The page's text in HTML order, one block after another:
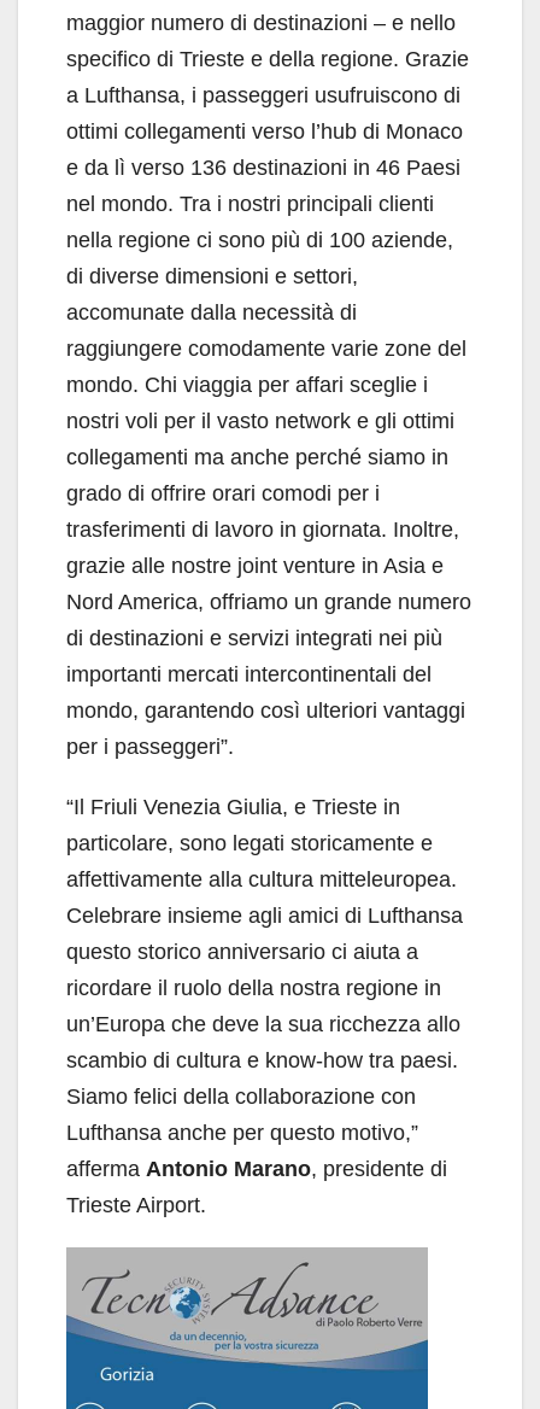
maggior numero di destinazioni – e nello
specifico di Trieste e della regione. Grazie
a Lufthansa, i passeggeri usufruiscono di
ottimi collegamenti verso l’hub di Monaco
e da lì verso 136 destinazioni in 46 Paesi
nel mondo. Tra i nostri principali clienti
nella regione ci sono più di 100 aziende,
di diverse dimensioni e settori,
accomunate dalla necessità di
raggiungere comodamente varie zone del
mondo. Chi viaggia per affari sceglie i
nostri voli per il vasto network e gli ottimi
collegamenti ma anche perché siamo in
grado di offrire orari comodi per i
trasferimenti di lavoro in giornata. Inoltre,
grazie alle nostre joint venture in Asia e
Nord America, offriamo un grande numero
di destinazioni e servizi integrati nei più
importanti mercati intercontinentali del
mondo, garantendo così ulteriori vantaggi
per i passeggeri”.
“Il Friuli Venezia Giulia, e Trieste in
particolare, sono legati storicamente e
affettivamente alla cultura mitteleuropea.
Celebrare insieme agli amici di Lufthansa
questo storico anniversario ci aiuta a
ricordare il ruolo della nostra regione in
un’Europa che deve la sua ricchezza allo
scambio di cultura e know-how tra paesi.
Siamo felici della collaborazione con
Lufthansa anche per questo motivo,”
afferma Antonio Marano, presidente di
Trieste Airport.